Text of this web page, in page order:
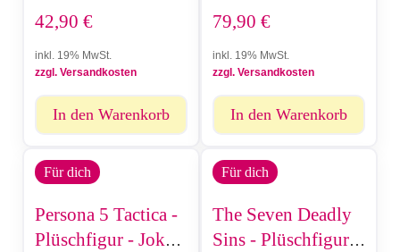
- 22 cm
42,90 €
inkl. 19% MwSt.
zzgl. Versandkosten
In den Warenkorb
cm)
79,90 €
inkl. 19% MwSt.
zzgl. Versandkosten
In den Warenkorb
Für dich
Persona 5 Tactica -
Plüschfigur - Joker
Für dich
The Seven Deadly
Sins - Plüschfigur -